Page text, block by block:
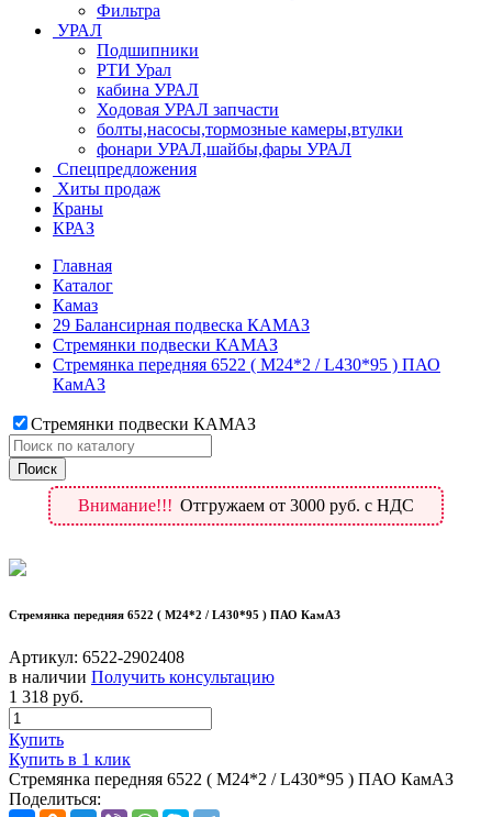
Фильтра
УРАЛ
Подшипники
РТИ Урал
кабина УРАЛ
Ходовая УРАЛ запчасти
болты,насосы,тормозные камеры,втулки
фонари УРАЛ,шайбы,фары УРАЛ
Спецпредложения
Хиты продаж
Краны
КРАЗ
Главная
Каталог
Камаз
29 Балансирная подвеска КАМАЗ
Стремянки подвески КАМАЗ
Стремянка передняя 6522 ( М24*2 / L430*95 ) ПАО
КамАЗ
Стремянки подвески КАМАЗ
Внимание!!! Отгружаем от 3000 руб. с НДС
Стремянка передняя 6522 ( М24*2 / L430*95 ) ПАО КамАЗ
Артикул: 6522-2902408
в наличии Получить консультацию
1 318 руб.
Купить
Купить в 1 клик
Стремянка передняя 6522 ( М24*2 / L430*95 ) ПАО КамАЗ
Поделиться: